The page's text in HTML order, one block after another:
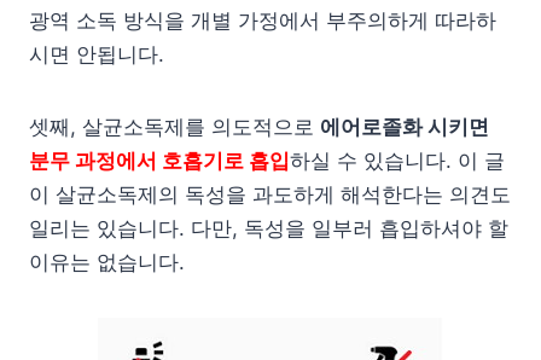
광역 소독 방식을 개별 가정에서 부주의하게 따라하
시면 안됩니다.
셋째, 살균소독제를 의도적으로 에어로졸화 시키면
분무 과정에서 호흡기로 흡입하실 수 있습니다. 이 글
이 살균소독제의 독성을 과도하게 해석한다는 의견도
일리는 있습니다. 다만, 독성을 일부러 흡입하셔야 할
이유는 없습니다.